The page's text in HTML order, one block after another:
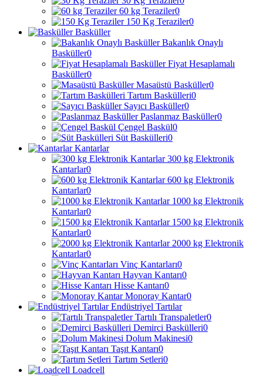
60 kg Teraziler0
150 Kg Teraziler0
Basküller
Bakanlık Onaylı
Basküller0
Fiyat Hesaplamalı
Basküller0
Masaüstü Basküller0
Tartım Baskülleri0
Sayıcı Basküller0
Paslanmaz Basküller0
Çengel Baskül0
Süt Baskülleri0
Kantarlar
300 kg Elektronik
Kantarlar0
600 kg Elektronik
Kantarlar0
1000 kg Elektronik
Kantarlar0
1500 kg Elektronik
Kantarlar0
2000 kg Elektronik
Kantarlar0
Vinç Kantarları0
Hayvan Kantarı0
Hisse Kantarı0
Monoray Kantar0
Endüstriyel Tartılar
Tartılı Transpaletler0
Demirci Baskülleri0
Dolum Makinesi0
Taşıt Kantarı0
Tartım Setleri0
Loadcell